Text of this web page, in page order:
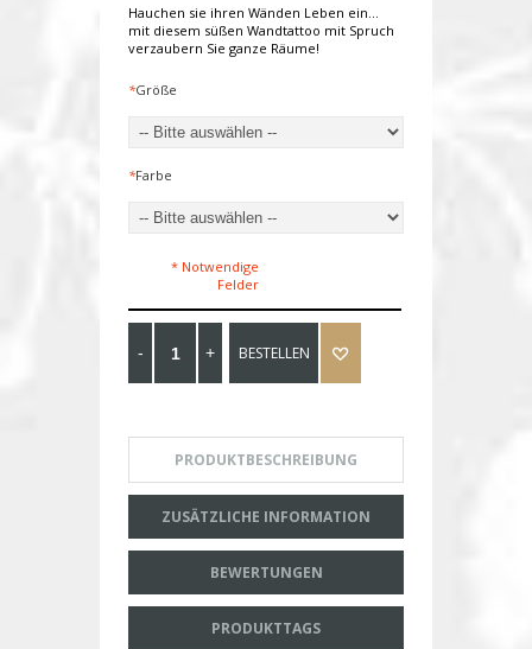
Hauchen sie ihren Wänden Leben ein...
mit diesem süßen Wandtattoo mit Spruch
verzaubern Sie ganze Räume!
*Größe
*Farbe
* Notwendige
Felder
BESTELLEN
PRODUKTBESCHREIBUNG
ZUSÄTZLICHE INFORMATION
BEWERTUNGEN
PRODUKTTAGS